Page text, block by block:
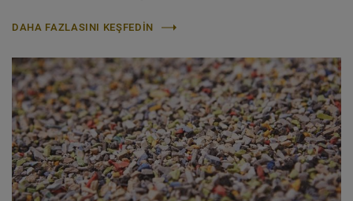
DAHA FAZLASINI KEŞFEDIN